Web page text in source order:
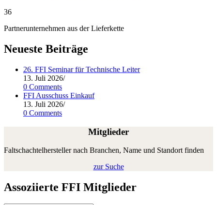
36
Partnerunternehmen aus der Lieferkette
Neueste Beiträge
26. FFI Seminar für Technische Leiter
13. Juli 2026/
0 Comments
FFI Ausschuss Einkauf
13. Juli 2026/
0 Comments
Mitglieder
Falt­schach­tel­her­stel­ler nach Bran­chen, Name und Stand­ort finden
zur Suche
Assoziierte FFI Mitglieder